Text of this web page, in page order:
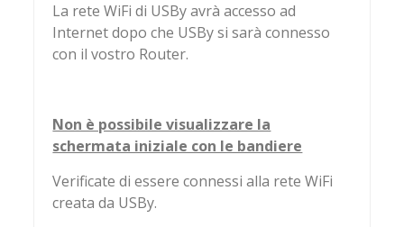
La rete WiFi di USBy avrà accesso ad
Internet dopo che USBy si sarà connesso
con il vostro Router.
Non è possibile visualizzare la
schermata iniziale con le bandiere
Verificate di essere connessi alla rete WiFi
creata da USBy.